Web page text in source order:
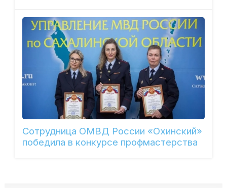
Сотрудница ОМВД России «Охинский»
победила в конкурсе профмастерства